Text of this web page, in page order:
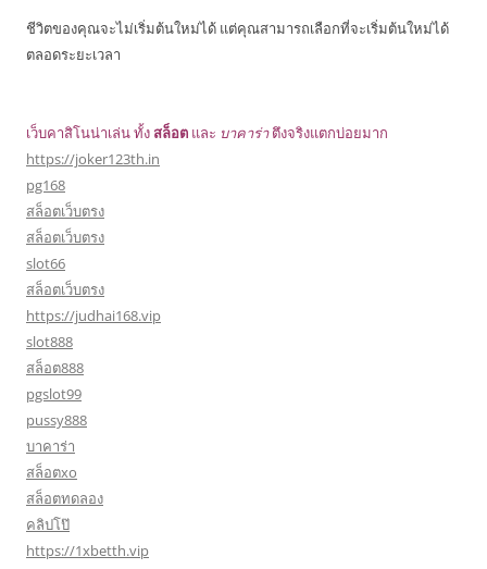
ชีวิตของคุณจะไม่เริ่มต้นใหม่ได้ แต่คุณสามารถเลือกที่จะเริ่มต้นใหม่ได้
ตลอดระยะเวลา
เว็บคาสิโนน่าเล่น ทั้งสล็อต และ บาคาร่าตึงจริงแตกบ่อยมาก
https://joker123th.in
pg168
สล็อตเว็บตรง
สล็อตเว็บตรง
slot66
สล็อตเว็บตรง
https://judhai168.vip
slot888
สล็อต888
pgslot99
pussy888
บาคาร่า
สล็อตxo
สล็อตทดลอง
คลิปโป๊
https://1xbetth.vip